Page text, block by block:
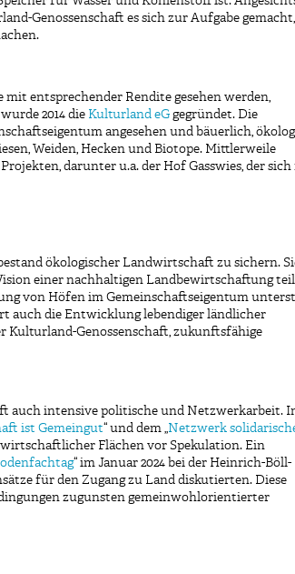
Genossenschaft es sich zur Aufgabe gemacht,
entsprechender Rendite gesehen werden,
2014 die Kulturland eG gegründet. Die
angesehen und bäuerlich,
Weiden, Hecken und Biotope. Mittlerweile
darunter u.a. der Hof Gasswies, der
ökologischer Landwirtschaft zu sichern.
einer nachhaltigen Landbewirtschaftung
von Höfen im Gemeinschaftseigentum
auch die Entwicklung lebendiger ländlicher
Kulturland-Genossenschaft, zukunftsfähige
auch intensive politische und Netzwerkarbeit.
ist Gemeingut“ und dem „Netzwerk
Flächen vor Spekulation. Ein
“ im Januar 2024 bei der Heinrich-Böll-
für den Zugang zu Land diskutierten. Diese
zugunsten gemeinwohlorientierter